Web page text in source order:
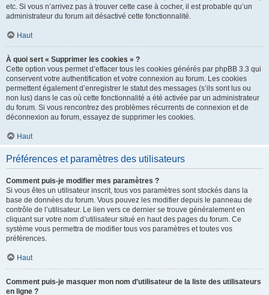
etc. Si vous n’arrivez pas à trouver cette case à cocher, il est probable qu’un
administrateur du forum ait désactivé cette fonctionnalité.
Haut
À quoi sert « Supprimer les cookies » ?
Cette option vous permet d’effacer tous les cookies générés par phpBB 3.3 qui
conservent votre authentification et votre connexion au forum. Les cookies
permettent également d’enregistrer le statut des messages (s’ils sont lus ou
non lus) dans le cas où cette fonctionnalité a été activée par un administrateur
du forum. Si vous rencontrez des problèmes récurrents de connexion et de
déconnexion au forum, essayez de supprimer les cookies.
Haut
Préférences et paramètres des utilisateurs
Comment puis-je modifier mes paramètres ?
Si vous êtes un utilisateur inscrit, tous vos paramètres sont stockés dans la
base de données du forum. Vous pouvez les modifier depuis le panneau de
contrôle de l’utilisateur. Le lien vers ce dernier se trouve généralement en
cliquant sur votre nom d’utilisateur situé en haut des pages du forum. Ce
système vous permettra de modifier tous vos paramètres et toutes vos
préférences.
Haut
Comment puis-je masquer mon nom d’utilisateur de la liste des utilisateurs
en ligne ?